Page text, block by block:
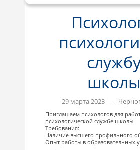
школы
29 марта 2023 –
Приглашаем психологов для
психологической службе школы
Требования:
Наличие высшего профильного
Опыт работы в образовательных